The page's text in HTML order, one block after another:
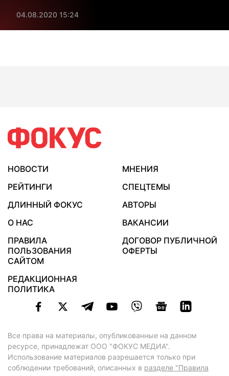
04.08.2020 15:24
НОВОСТИ
МНЕНИЯ
РЕЙТИНГИ
СПЕЦТЕМЫ
ДЛИННЫЙ ФОКУС
АВТОРЫ
О НАС
ВАКАНСИИ
ПРАВИЛА
ПОЛЬЗОВАНИЯ
САЙТОМ
ДОГОВОР ПУБЛИЧНОЙ
ОФЕРТЫ
РЕДАКЦИОННАЯ
ПОЛИТИКА
Все права на материалы, опубликованные на данном
ресурсе, принадлежат ООО "ФОКУС МЕДИА".
Использование материалов разрешается только при
соблюдении требований, описанных в разделе "Правила